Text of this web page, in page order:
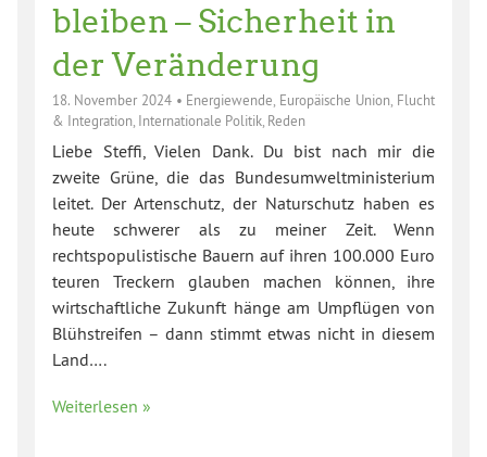
bleiben – Sicherheit in
der Veränderung
18. November 2024• Energiewende Europäische Union Flucht
& Integration Internationale Politik Reden
Liebe Steffi, Vielen Dank. Du bist nach mir die
zweite Grüne, die das Bundesumweltministerium
leitet. Der Artenschutz, der Naturschutz haben es
heute schwerer als zu meiner Zeit. Wenn
rechtspopulistische Bauern auf ihren 100.000 Euro
teuren Treckern glauben machen können, ihre
wirtschaftliche Zukunft hänge am Umpflügen von
Blühstreifen – dann stimmt etwas nicht in diesem
Land….
Weiterlesen »